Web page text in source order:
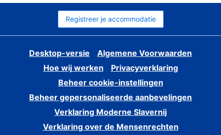
Registreer je accommodatie
Desktop-versie
Algemene Voorwaarden
Hoe wij werken
Privacyverklaring
Beheer cookie-instellingen
Beheer gepersonaliseerde aanbevelingen
Verklaring Moderne Slavernij
Verklaring over de Mensenrechten